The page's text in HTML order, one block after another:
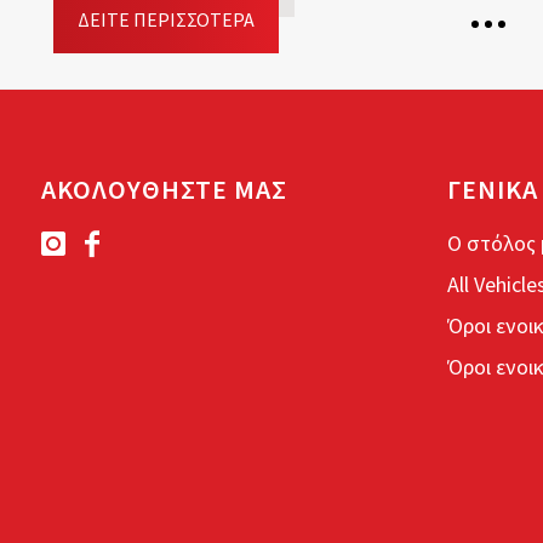
ΔΕΊΤΕ ΠΕΡΙΣΣΌΤΕΡΑ
Κιβώτιο ταχυτήτων: Aυτόματο
ΑΚΟΛΟΥΘΗΣΤΕ ΜΑΣ ΓΕΝΙΚΑ
Ο στόλος
All
Όροι
Όροι